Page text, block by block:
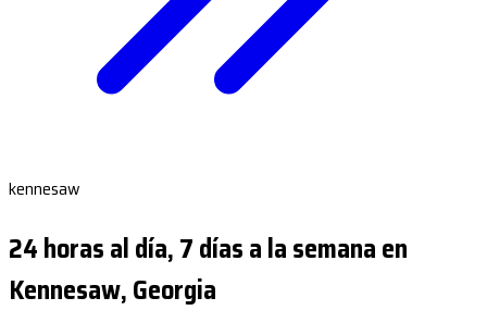
kennesaw
24 horas al día, 7 días a la semana en
Kennesaw, Georgia